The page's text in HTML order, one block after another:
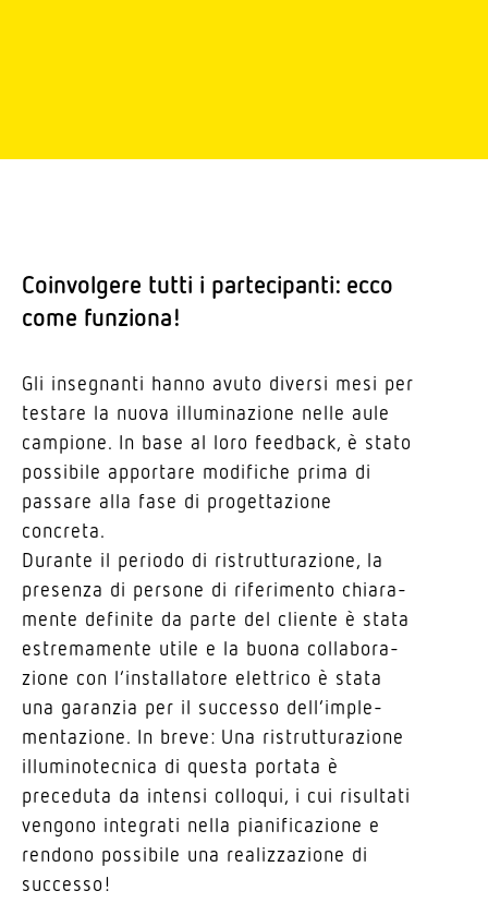
Coin­volgere tutti i parte­ci­panti: ecco
come funziona!
Gli inse­gnanti hanno avuto diversi mesi per
testare la nuova illu­mi­na­zione nelle aule
campione. In base al loro feedback, è stato
possibile apportare modi­fiche prima di
passare alla fase di proget­ta­zione
concreta.
Durante il periodo di ristrut­tu­ra­zione, la
presenza di persone di rife­ri­mento chia­ra­
mente definite da parte del cliente è stata
estre­ma­mente utile e la buona colla­bo­ra­
zione con l’in­stal­latore elet­trico è stata
una garanzia per il successo dell’im­ple­
men­ta­zione. In breve: Una ristrut­tu­ra­zione
illu­mi­no­tecnica di questa portata è
preceduta da intensi colloqui, i cui risultati
vengono inte­grati nella piani­fi­ca­zione e
rendono possibile una realiz­za­zione di
successo!